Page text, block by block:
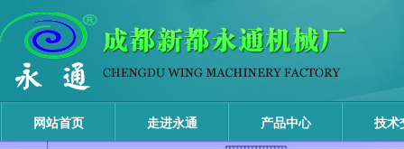
网站首页 走进永通 产品中心 技术